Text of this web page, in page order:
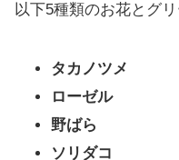
以下5種類のお花とグ
タカノツメ
ローゼル
野ばら
ソリダコ